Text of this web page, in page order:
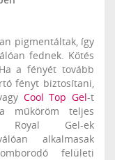
pigmentáltak, így
fednek. Kötés
a fényét tovább
fényt biztosítani,
Cool Top Gel-t
műköröm teljes
Royal Gel-ek
alkalmasak
felületi